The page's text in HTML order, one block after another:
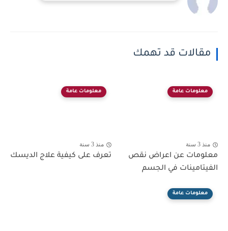
مقالات قد تهمك
معلومات عامة
منذ 3 سنة
معلومات عن اعراض نقص
الفيتامينات في الجسم
معلومات عامة
منذ 3 سنة
تعرف على كيفية علاج الديسك
معلومات عامة